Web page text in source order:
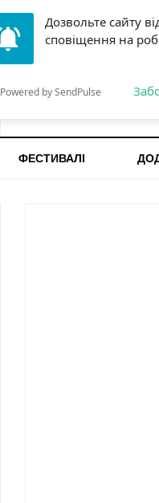
Дозвольте сайту
сповіщення на
Powered by SendPulse
ОСТАННЯ НОВИНА
Gorilla і відповідальна
чому ліміти важливі
ФЕСТИВАЛІ